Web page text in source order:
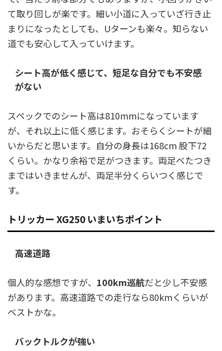
て取り回しが楽です。細い小道に入っていざ行き止
まりになったとしても、Uターンも楽々。知らない
道でも安心して入っていけます。
シート高が低く感じて、短足な自分でも不安感
がない
スペックでのシート高は810mmになっています
が、それ以上に低く感じます。おそらくシートが細
いからだと思います。自分の身長は168cm 股下72
くらい。かなり余裕で足がつきます。両足べたつき
まではいきませんが、両足半分くらいつく感じで
す。
トリッカー XG250 いまいちポイント
高速道路
個人的な感想ですが、 100km巡航だと少し不安感
があります。高速道路での走行なら80kmくらいが
ベストかな。
バックトルクが強い